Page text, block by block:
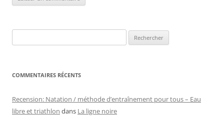
COMMENTAIRES RÉCENTS
Recension: Natation / méthode d’entraînement pour tous – Eau
libre et triathlon dans La ligne noire